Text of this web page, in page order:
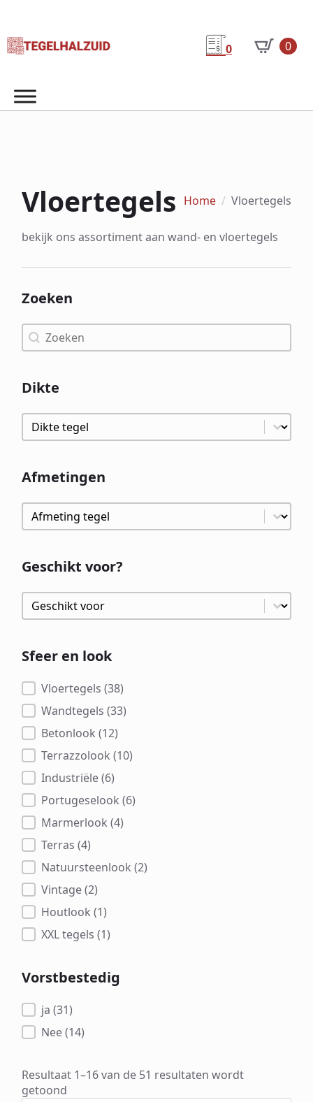
0 0
Vloertegels Home Vloertegels
bekijk ons assortiment aan wand- en vloertegels
Zoeken
Zoeken
Zoeken
Dikte
Dikte
Dikte
Afmetingen
Afmetingen
Afmetingen
Geschikt voor?
Geschikt voor?
Geschikt voor?
Sfeer en look
Sfeer en look
Vloertegels(38)
Wandtegels(33)
Betonlook(12)
Terrazzolook(10)
Industriële(6)
Portugeselook(6)
Marmerlook(4)
Terras(4)
Natuursteenlook(2)
Vintage(2)
Houtlook(1)
XXL tegels(1)
Vorstbestedig
Vorstbestedig
ja(31)
Nee(14)
Resultaat 1–16 van de 51 resultaten wordt
getoond